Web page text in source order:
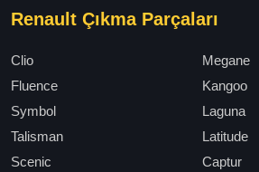
Renault Çıkma Parçaları
Clio
Megane
Fluence
Kangoo
Symbol
Laguna
Talisman
Latitude
Scenic
Captur